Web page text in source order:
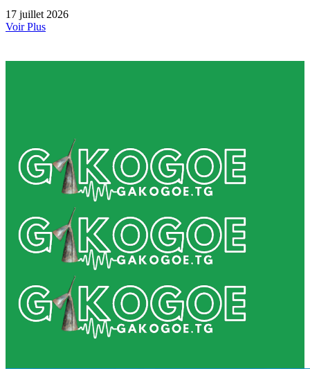
17 juillet 2026
Voir Plus